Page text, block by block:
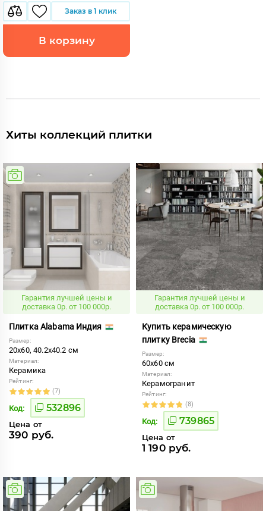
Заказ в 1 клик
В корзину
Хиты коллекций плитки
Гарантия лучшей цены и
доставка 0р. от 100 000р.
Плитка Alabama Индия
Размер:
20x60, 40.2x40.2 см
Материал:
Керамика
Рейтинг:
(7)
Код: 532896
Цена от
390 руб.
Гарантия лучшей цены и
доставка 0р. от 100 000р.
Купить керамическую
плитку Brecia
Размер:
60x60 см
Материал:
Керамогранит
Рейтинг:
(8)
Код: 739865
Цена от
1 190 руб.